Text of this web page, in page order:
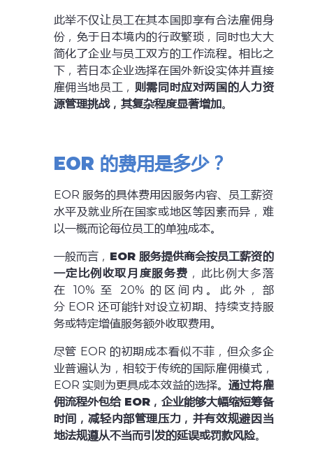
此举不仅让员工在其本国即享有合法雇佣身
份，免于日本境内的行政繁琐，同时也大大
简化了企业与员工双方的工作流程。相比之
下，若日本企业选择在国外新设实体并直接
雇佣当地员工， 则需同时应对两国的人力资
源管理挑战，其复杂程度显著增加。
EOR 的费用是多少？
EOR 服务的具体费用因服务内容、员工薪资
水平及就业所在国家或地区等因素而异，难
以一概而论每位员工的单独成本。
一般而言， EOR 服务提供商会按员工薪资的
一定比例收取月度服务费 ，此比例大多落
在 10% 至 20% 的区间内。此外，部
分 EOR 还可能针对设立初期、持续支持服
务或特定增值服务额外收取费用。
尽管 EOR 的初期成本看似不菲，但众多企
业普遍认为，相较于传统的国际雇佣模式，
EOR 实则为更具成本效益的选择。通过将雇
佣流程外包给 EOR，企业能够大幅缩短筹备
时间，减轻内部管理压力，并有效规避因当
地法规遵从不当而引发的延误或罚款风险。